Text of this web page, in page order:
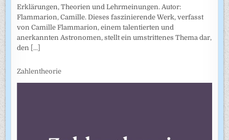
Erklärungen, Theorien und Lehrmeinungen. Autor:
Flammarion, Camille. Dieses faszinierende Werk, verfasst
von Camille Flammarion, einem talentierten und
anerkannten Astronomen, stellt ein umstrittenes Thema dar,
den [...]
Zahlentheorie